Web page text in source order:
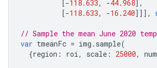
[-118.633, -44.968],
[-118.633, -16.240]]],
// Sample the mean June 2020
var tmeanFc = img . sample(
{region : roi, scale : 25000,